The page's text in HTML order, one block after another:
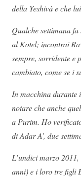
della Yeshivà e che
Qualche settimana
al Kotel; incontrai
sempre, sorridente e
cambiato, come se i
In macchina durante
notare che anche
a Purim. Ho
di Adar A’, due
L’undici marzo
anni) e i loro tre figli